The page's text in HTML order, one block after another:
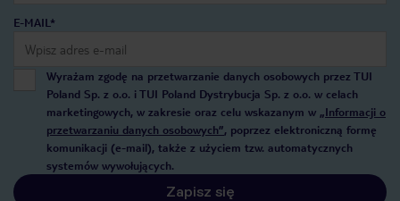
E-MAIL*
Wyrażam zgodę na przetwarzanie danych osobowych przez TUI
Poland Sp. z o.o. i TUI Poland Dystrybucja Sp. z o.o. w celach
marketingowych, w zakresie oraz celu wskazanym w „Informacji o
przetwarzaniu danych osobowych”, poprzez elektroniczną formę
komunikacji (e-mail), także z użyciem tzw. automatycznych
systemów wywołujących.
Zapisz się